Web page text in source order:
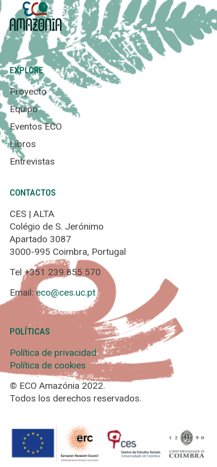
EXPLORE
Proyecto
Equipo
Eventos ECO
Libros
Entrevistas
CONTACTOS
CES | ALTA
Colégio de S. Jerónimo
Apartado 3087
3000-995 Coimbra, Portugal
Tel +351 239 855 570
Email:eco@ces.uc.pt
POLÍTICAS
Política de privacidad
Política de cookies
© ECO Amazónia 2022.
Todos los derechos reservados.